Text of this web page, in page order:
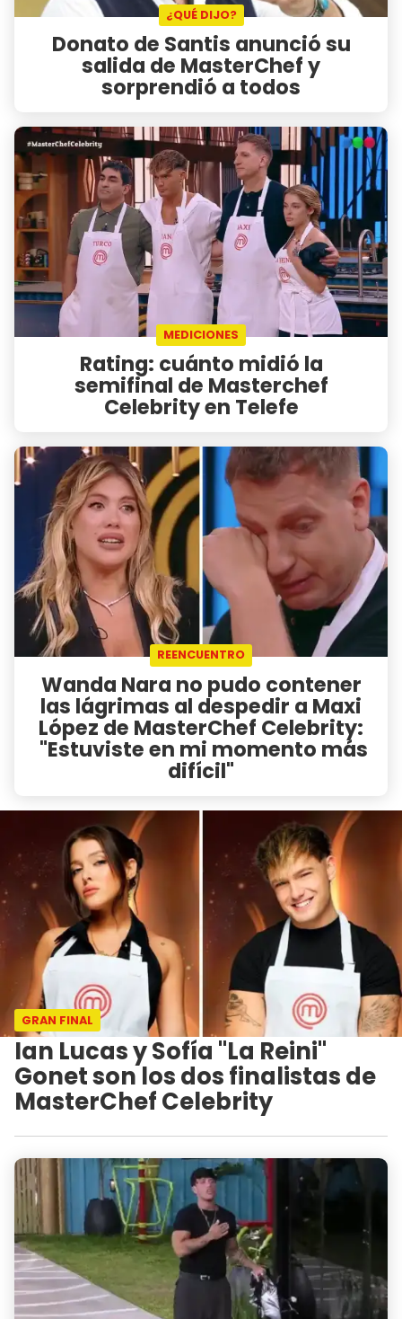
¿QUÉ DIJO?
Donato de Santis anunció su
salida de MasterChef y
sorprendió a todos
MEDICIONES
Rating: cuánto midió la
semifinal de Masterchef
Celebrity en Telefe
REENCUENTRO
Wanda Nara no pudo contener
las lágrimas al despedir a Maxi
López de MasterChef Celebrity:
"Estuviste en mi momento más
difícil"
GRAN FINAL
Ian Lucas y Sofía "La Reini"
Gonet son los dos finalistas de
MasterChef Celebrity